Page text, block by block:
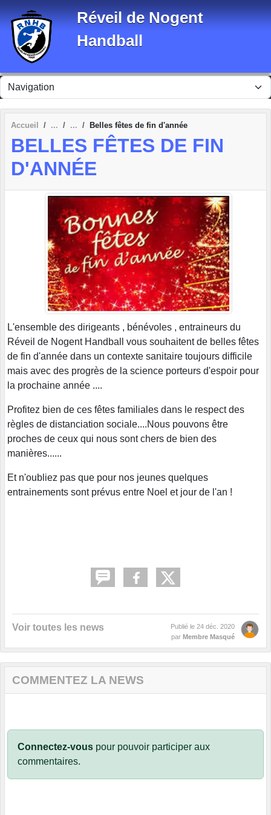
Réveil de Nogent
Handball
Accueil Belles fêtes de fin d'année
BELLES FÊTES DE FIN
D'ANNÉE
L'ensemble des dirigeants , bénévoles , entraineurs du
Réveil de Nogent Handball vous souhaitent de belles fêtes
de fin d'année dans un contexte sanitaire toujours difficile
mais avec des progrès de la science porteurs d'espoir pour
la prochaine année ....
Profitez bien de ces fêtes familiales dans le respect des
règles de distanciation sociale....Nous pouvons être
proches de ceux qui nous sont chers de bien des
manières......
Et n'oubliez pas que pour nos jeunes quelques
entrainements sont prévus entre Noel et jour de l'an !
Voir toutes les news Publié le 24 déc. 2020
par Membre Masqué
COMMENTEZ LA NEWS
Connectez-vous pour pouvoir participer aux
commentaires.